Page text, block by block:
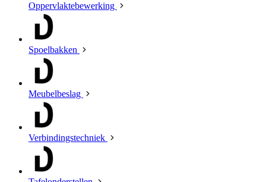
Oppervlaktebewerking
Spoelbakken
Meubelbeslag
Verbindingstechniek